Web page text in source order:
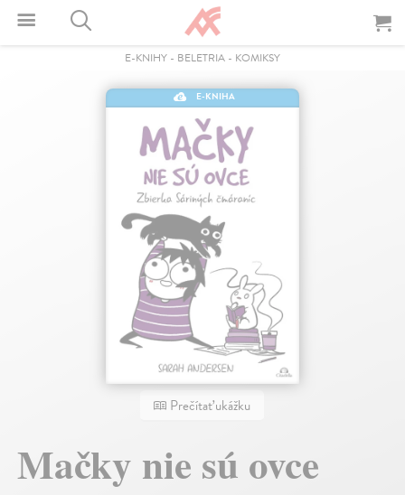
E-KNIHY - BELETRIA - KOMIKSY
E-KNIHA
Prečítať ukážku
Mačky nie sú ovce